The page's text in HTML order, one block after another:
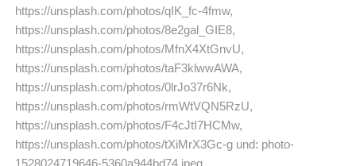
https://unsplash.com/photos/qIK_fc-4fmw,
https://unsplash.com/photos/8e2gal_GIE8,
https://unsplash.com/photos/MfnX4XtGnvU,
https://unsplash.com/photos/taF3klwwAWA,
https://unsplash.com/photos/0lrJo37r6Nk,
https://unsplash.com/photos/rmWtVQN5RzU,
https://unsplash.com/photos/F4cJtI7HCMw,
https://unsplash.com/photos/tXiMrX3Gc-g und: photo-